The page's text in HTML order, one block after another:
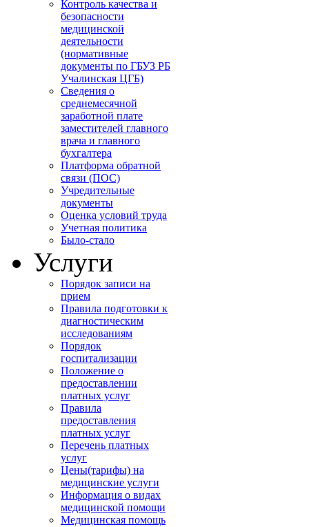
Контроль качества и
безопасности
медицинской
деятельности
(нормативные
документы по ГБУЗ РБ
Учалинская ЦГБ)
Сведения о
среднемесячной
заработной плате
заместителей главного
врача и главного
бухгалтера
Платформа обратной
связи (ПОС)
Учредительные
документы
Оценка условий труда
Учетная политика
Было-стало
Услуги
Порядок записи на
прием
Правила подготовки к
диагностическим
исследованиям
Порядок
госпитализации
Положение о
предоставлении
платных услуг
Правила
предоставления
платных услуг
Перечень платных
услуг
Цены(тарифы) на
медицинские услуги
Информация о видах
медицинской помощи
Медицинская помощь